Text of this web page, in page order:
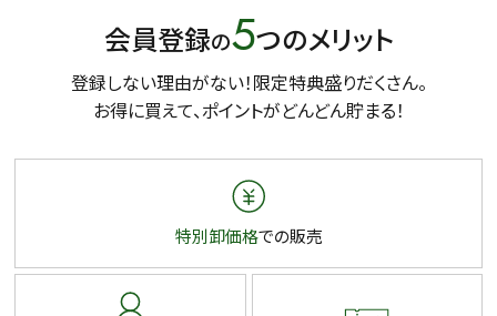
会員登録の5つのメリット
登録しない理由がない！限定特典盛りだくさん。
お得に買えて、ポイントがどんどん貯まる！
特別卸価格での販売